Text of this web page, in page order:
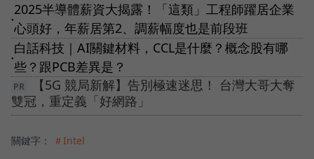
●
2025半導體薪資大揭露！「這類」工程師躍居企業
心頭好，年薪居第2、調薪幅度也是前段班
●
白話科技｜AI關鍵材料，CCL是什麼？概念股有哪
些？跟PCB差異是？
【5G 競局新解】告別極速迷思！ 台灣大哥大奪
雙冠，重定義「好網路」
關鍵字： ＃Intel